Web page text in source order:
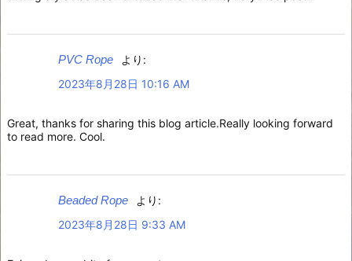
PVC Rope
より:
2023年8月28日 10:16 AM
Great, thanks for sharing this blog article.Really looking forward
to read more. Cool.
Beaded Rope
より:
2023年8月28日 9:33 AM